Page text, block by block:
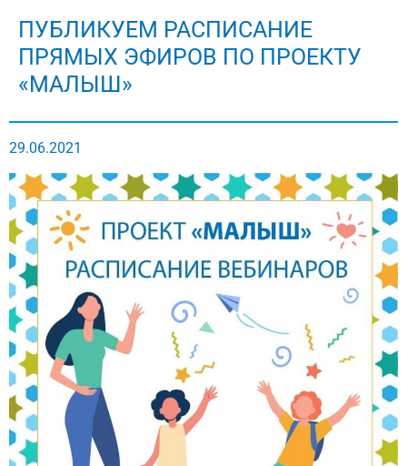
ПУБЛИКУЕМ РАСПИСАНИЕ
ПРЯМЫХ ЭФИРОВ ПО ПРОЕКТУ
«МАЛЫШ»
29.06.2021